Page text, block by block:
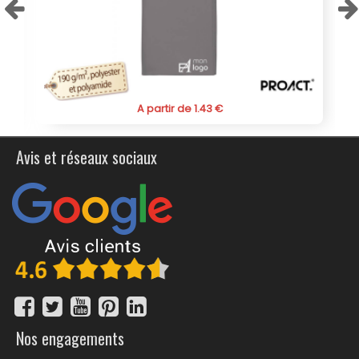
offrant un produit apprécié par tous.
A partir de 1.43 €
Avis et réseaux sociaux
Nos engagements